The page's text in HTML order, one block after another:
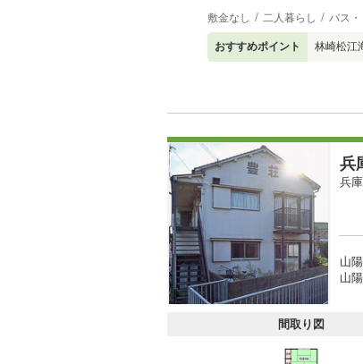
敷金なし 二人暮らし バス・
おすすめポイント 林崎松江
兵
兵
山
山
間取り図